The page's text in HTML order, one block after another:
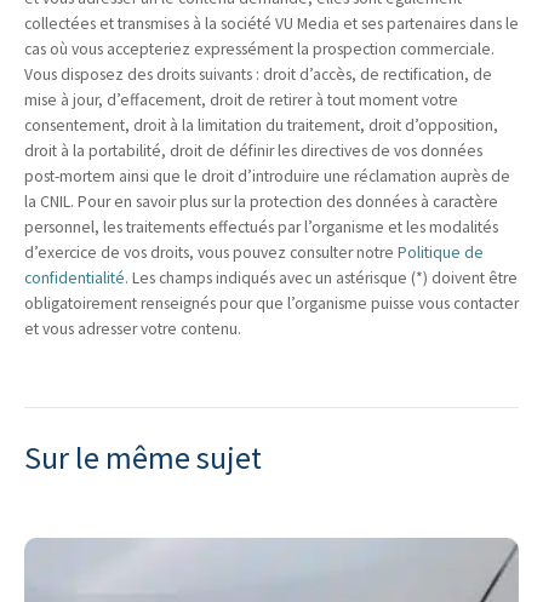
collectées et transmises à la société VU Media et ses partenaires dans le
cas où vous accepteriez expressément la prospection commerciale.
Vous disposez des droits suivants : droit d’accès, de rectification, de
mise à jour, d’effacement, droit de retirer à tout moment votre
consentement, droit à la limitation du traitement, droit d’opposition,
droit à la portabilité, droit de définir les directives de vos données
post-mortem ainsi que le droit d’introduire une réclamation auprès de
la CNIL. Pour en savoir plus sur la protection des données à caractère
personnel, les traitements effectués par l’organisme et les modalités
d’exercice de vos droits, vous pouvez consulter notre Politique de
confidentialité. Les champs indiqués avec un astérisque (*) doivent être
obligatoirement renseignés pour que l’organisme puisse vous contacter
et vous adresser votre contenu.
Sur le même sujet